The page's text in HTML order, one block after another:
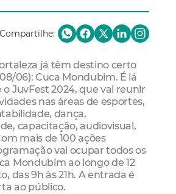
Compartilhe:
já têm destino certo
06): Cuca Mondubim. É lá
JuvFest 2024, que vai reunir
nas áreas de esportes,
dança,
capacitação, audiovisual,
mais de 100 ações
vai ocupar todos os
Mondubim ao longo de 12
das 9h às 21h. A entrada é
ao público.